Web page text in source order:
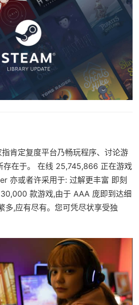
肯定复度平台乃畅玩程序、讨论游
存在于。 在线 25,745,866 正在游戏
亦或者许采用于: 过解更丰富 即刻
款游戏,由于 AAA 庞即到达细
多,应有尽有。您可凭尽状享受独